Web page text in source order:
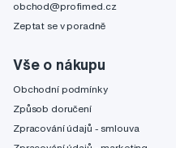
obchod@profimed.cz
Zeptat se v poradně
Vše o nákupu
Obchodní podmínky
Způsob doručení
Zpracování údajů - smlouva